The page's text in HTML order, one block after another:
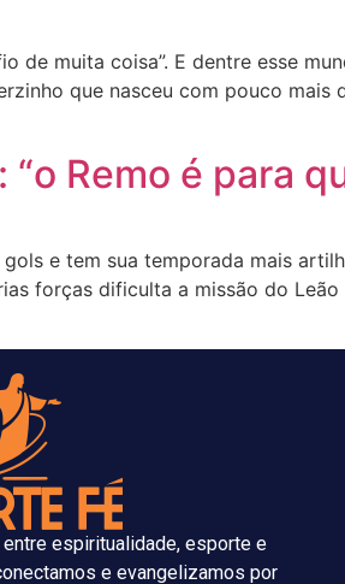
de muita coisa”. E dentre esse
que nasceu com pouco mais
Remo é para
e tem sua temporada mais
forças dificulta a missão do
espiritualidade, esporte e
e evangelizamos por